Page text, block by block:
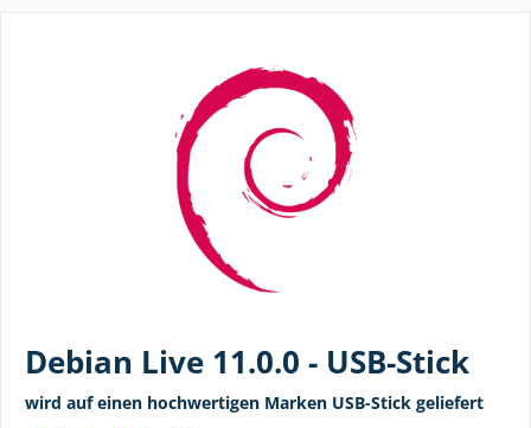
Debian Live 11.0.0 - USB-Stick
wird auf einen hochwertigen Marken USB-Stick geliefert